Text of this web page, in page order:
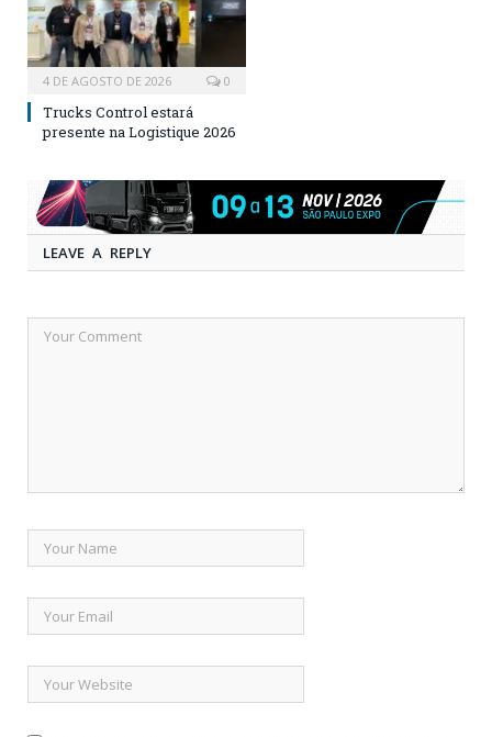
4 DE AGOSTO DE 2026 0
Trucks Control estará
presente na Logistique 2026
LEAVE A REPLY